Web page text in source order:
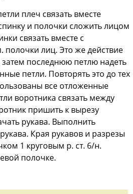
плеч связать вместе
и полочки сложить лицом
связать вместе с
полочки лиц. Это же действие
затем последнюю петлю надеть
петли. Повторять это до тех
все отложенные
воротника связать между
пришить к вырезу
рукава. Выполнить
Края рукавов и разрезы
1 круговым р. ст. 6/н.
полочке.